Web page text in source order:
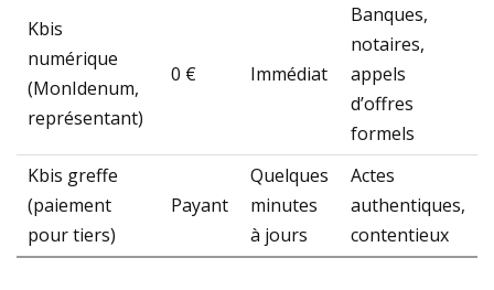
Kbis
numérique
(MonIdenum,
représentant)
0 € Immédiat
Banques,
notaires,
appels
d’offres
formels
Kbis greffe
(paiement
pour tiers)
Payant
Quelques
minutes
à jours
Actes
authentiques,
contentieux